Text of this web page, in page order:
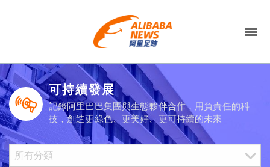
可持續發展
記錄阿里巴巴集團與生態夥伴合作，用負責任的科
技，創造更綠色、更美好、更可持續的未來